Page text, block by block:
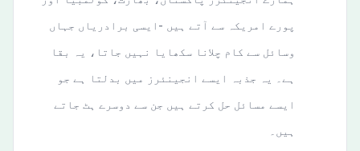
پورے امریکہ سے آتے ہیں -ایسی برادریاں جہاں
وسائل سے کام چلانا سکھایا نہیں جاتا، یہ بقا
ہے۔ یہ جذبہ ایسے انجینئرز میں بدلتا ہے جو
ایسے مسائل حل کرتے ہیں جن سے دوسرے ہٹ جاتے
ہیں۔